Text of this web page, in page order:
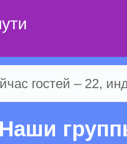
гостей – 22,
Наши